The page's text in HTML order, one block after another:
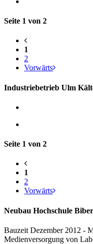
Seite 1 von 2
1
2
Vorwärts
Industriebetrieb Ulm
Seite 1 von 2
1
2
Vorwärts
Neubau Hochschule
Bauzeit Dezember 2012 -
Medienversorgung von